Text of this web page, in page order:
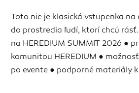
Toto nie je klasická vstupenka na
do prostredia ľudí, ktorí chcú
na HEREDIUM SUMMIT 2026 ●
komunitou HEREDIUM ●
po evente ● podporné materiály